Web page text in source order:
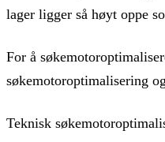
lager ligger så høyt oppe
For å
søkemotoroptimalisering
Teknisk